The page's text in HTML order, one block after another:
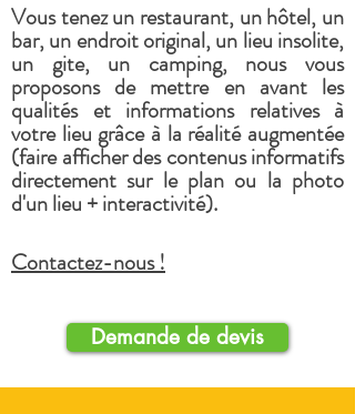
Vous tenez un restaurant, un hôtel, un
bar, un endroit original, un lieu insolite,
un gite, un camping, nous vous
proposons de mettre en avant les
qualités et informations relatives à
votre lieu grâce à la réalité augmentée
(faire afficher des contenus informatifs
directement sur le plan ou la photo
d'un lieu + interactivité).
Contactez-nous !
Demande de devis